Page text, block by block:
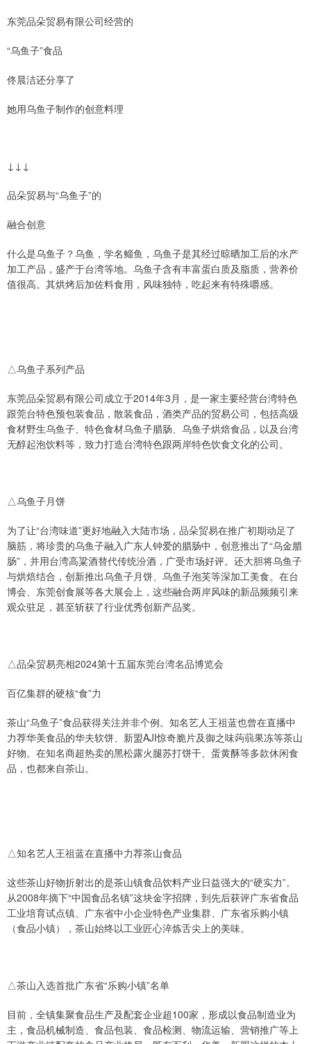
东莞品朵贸易有限公司经营的
“乌鱼子”食品
佟晨洁还分享了
她用乌鱼子制作的创意料理
↓↓↓
品朵贸易与“乌鱼子”的
融合创意
什么是乌鱼子？乌鱼，学名鲻鱼，乌鱼子是其经过晾晒加工后的水产
加工产品，盛产于台湾等地。乌鱼子含有丰富蛋白质及脂质，营养价
值很高。其烘烤后加佐料食用，风味独特，吃起来有特殊嚼感。
△乌鱼子系列产品
东莞品朵贸易有限公司成立于2014年3月，是一家主要经营台湾特色
跟莞台特色预包装食品，散装食品，酒类产品的贸易公司，包括高级
食材野生乌鱼子、特色食材乌鱼子腊肠、乌鱼子烘焙食品，以及台湾
无醇起泡饮料等，致力打造台湾特色跟两岸特色饮食文化的公司。
△乌鱼子月饼
为了让“台湾味道”更好地融入大陆市场，品朵贸易在推广初期动足了
脑筋，将珍贵的乌鱼子融入广东人钟爱的腊肠中，创意推出了“乌金腊
肠”，并用台湾高粱酒替代传统汾酒，广受市场好评。还大胆将乌鱼子
与烘焙结合，创新推出乌鱼子月饼、乌鱼子泡芙等深加工美食。在台
博会、东莞创食展等各大展会上，这些融合两岸风味的新品频频引来
观众驻足，甚至斩获了行业优秀创新产品奖。
△品朵贸易亮相2024第十五届东莞台湾名品博览会
百亿集群的硬核“食”力
茶山“乌鱼子”食品获得关注并非个例。知名艺人王祖蓝也曾在直播中
力荐华美食品的华夫软饼、新盟AJI惊奇脆片及御之味蒟蒻果冻等茶山
好物。在知名商超热卖的黑松露火腿苏打饼干、蛋黄酥等多款休闲食
品，也都来自茶山。
△知名艺人王祖蓝在直播中力荐茶山食品
这些茶山好物折射出的是茶山镇食品饮料产业日益强大的“硬实力”。
从2008年摘下“中国食品名镇”这块金字招牌，到先后获评广东省食品
工业培育试点镇、广东省中小企业特色产业集群、广东省乐购小镇
（食品小镇），茶山始终以工业匠心淬炼舌尖上的美味。
△茶山入选首批广东省“乐购小镇”名单
目前，全镇集聚食品生产及配套企业超100家，形成以食品制造业为
主，食品机械制造、食品包装、食品检测、物流运输、营销推广等上